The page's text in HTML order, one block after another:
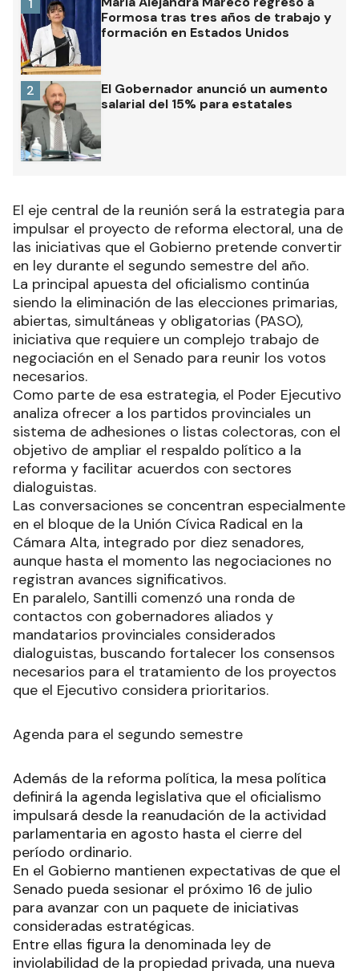
Formosa tras tres años de trabajo y
formación en Estados Unidos
1
El Gobernador anunció un aumento
salarial del 15% para estatales
2
El eje central de la reunión será la estrategia para
impulsar el proyecto de reforma electoral, una de
las iniciativas que el Gobierno pretende convertir
en ley durante el segundo semestre del año.
La principal apuesta del oficialismo continúa
siendo la eliminación de las elecciones primarias,
abiertas, simultáneas y obligatorias (PASO),
iniciativa que requiere un complejo trabajo de
negociación en el Senado para reunir los votos
necesarios.
Como parte de esa estrategia, el Poder Ejecutivo
analiza ofrecer a los partidos provinciales un
sistema de adhesiones o listas colectoras, con el
objetivo de ampliar el respaldo político a la
reforma y facilitar acuerdos con sectores
dialoguistas.
Las conversaciones se concentran especialmente
en el bloque de la Unión Cívica Radical en la
Cámara Alta, integrado por diez senadores,
aunque hasta el momento las negociaciones no
registran avances significativos.
En paralelo, Santilli comenzó una ronda de
contactos con gobernadores aliados y
mandatarios provinciales considerados
dialoguistas, buscando fortalecer los consensos
necesarios para el tratamiento de los proyectos
que el Ejecutivo considera prioritarios.
Agenda para el segundo semestre
Además de la reforma política, la mesa política
definirá la agenda legislativa que el oficialismo
impulsará desde la reanudación de la actividad
parlamentaria en agosto hasta el cierre del
período ordinario.
En el Gobierno mantienen expectativas de que el
Senado pueda sesionar el próximo 16 de julio
para avanzar con un paquete de iniciativas
consideradas estratégicas.
Entre ellas figura la denominada ley de
inviolabilidad de la propiedad privada, una nueva